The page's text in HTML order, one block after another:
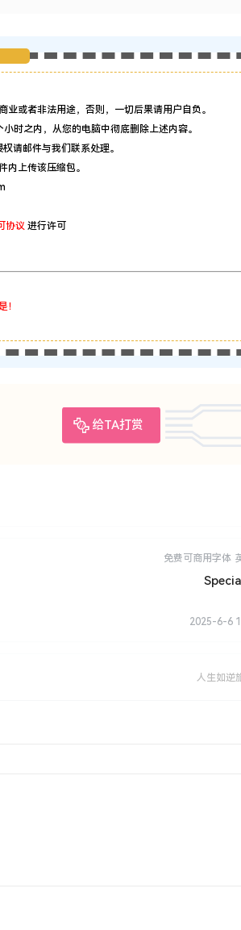
或者非法用途，否则，一切后果请用户自负。
时之内，从您的电脑中彻底删除上述内容。
请邮件与我们联系处理。
内上传该压缩包。
协议 进行许可
！
给TA打赏
免费可商用字体
2025-6-6
人生如逆